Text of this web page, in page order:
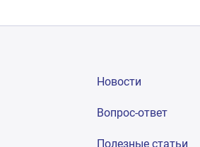
Новости
Вопрос-ответ
Полезные статьи